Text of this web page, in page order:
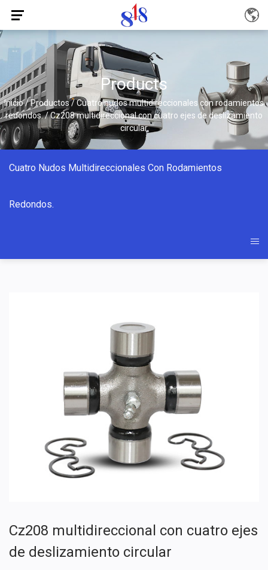
Products
Inicio/Productos/Cuatro nudos multidireccionales con rodamientos
redondos./Cz208 multidireccional con cuatro ejes de deslizamiento
circular
Cuatro Nudos Multidireccionales Con Rodamientos
Redondos.
Cz208 multidireccional con cuatro ejes
de deslizamiento circular